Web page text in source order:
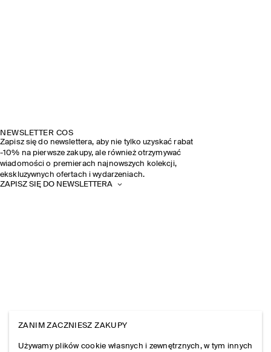
NEWSLETTER COS
Zapisz się do newslettera, aby nie tylko uzyskać rabat
-10% na pierwsze zakupy, ale również otrzymywać
wiadomości o premierach najnowszych kolekcji,
ekskluzywnych ofertach i wydarzeniach.
ZAPISZ SIĘ DO NEWSLETTERA
ZANIM ZACZNIESZ ZAKUPY
Używamy plików cookie własnych i zewnętrznych, w tym innych